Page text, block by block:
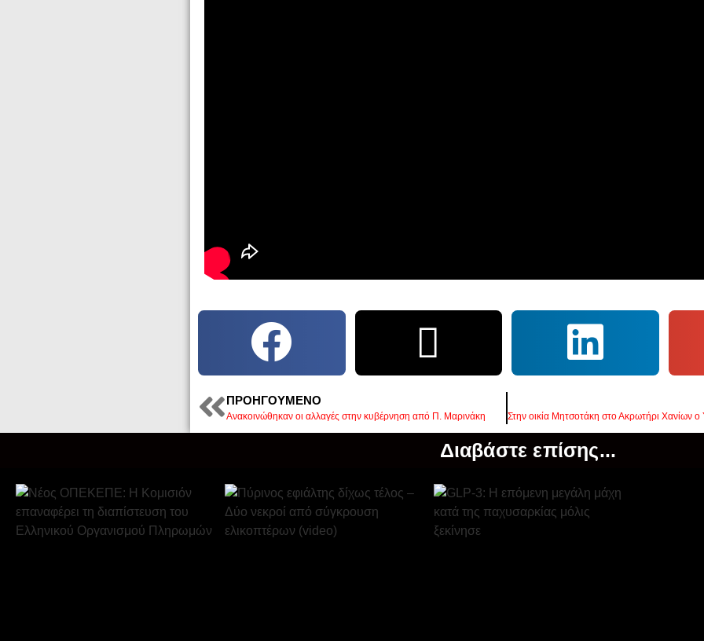
ΠΡΟΗΓΟΎΜΕΝΟ
Ανακοινώθηκαν οι αλλαγές στην κυβέρνηση από Π. Μαρινάκη
Διαβάστε επίσης...